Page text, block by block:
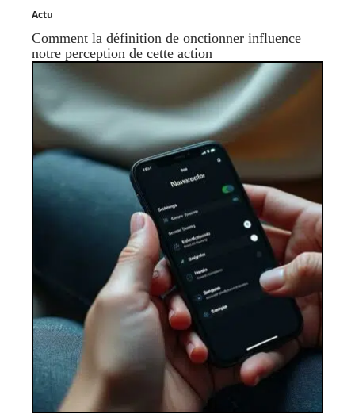
Actu
Comment la définition de onctionner influence
notre perception de cette action